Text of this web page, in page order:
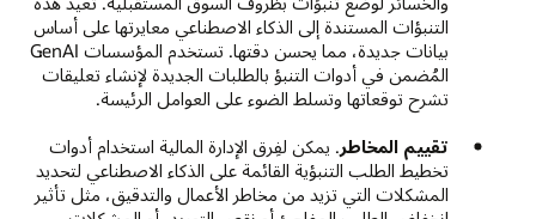
التنبؤات المستندة إلى الذكاء الاصطناعي معايرتها على أساس
بيانات جديدة، مما يحسن دقتها. تستخدم المؤسسات GenAI
المُضمن في أدوات التنبؤ بالطلبات الجديدة لإنشاء تعليقات
تشرح توقعاتها وتسلط الضوء على العوامل الرئيسة.
تقييم المخاطر. يمكن لفِرق الإدارة المالية استخدام أدوات
تخطيط الطلب التنبؤية القائمة على الذكاء الاصطناعي لتحديد
المشكلات التي تزيد من مخاطر الأعمال والتدقيق، مثل تأثير